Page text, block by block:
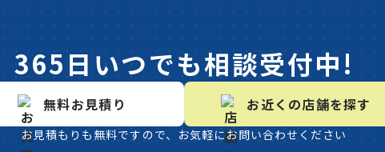
365日いつでも相談受付中!
無料お見積り お近くの店舗を探す
お見積もりも無料ですので、お気軽にお問い合わせください